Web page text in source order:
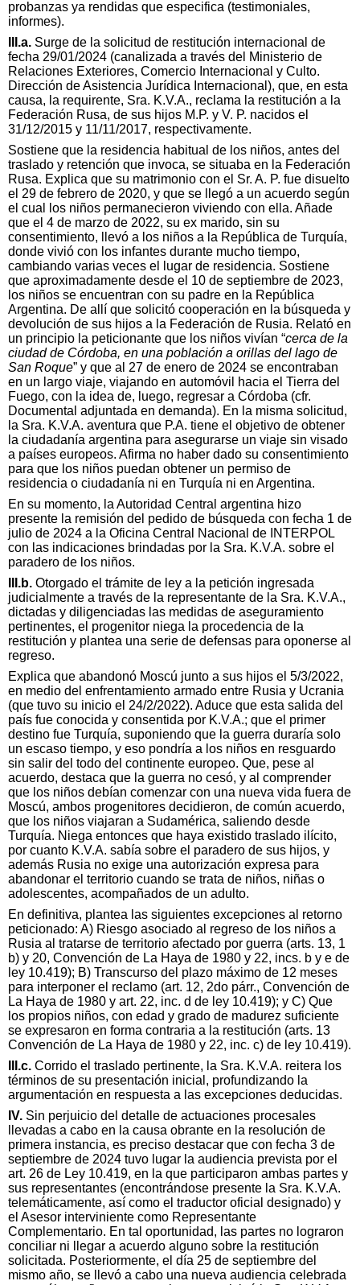
probanzas ya rendidas que especifica (testimoniales,
informes).
III.a. Surge de la solicitud de restitución internacional de
fecha 29/01/2024 (canalizada a través del Ministerio de
Relaciones Exteriores, Comercio Internacional y Culto.
Dirección de Asistencia Jurídica Internacional), que, en esta
causa, la requirente, Sra. K.V.A., reclama la restitución a la
Federación Rusa, de sus hijos M.P. y V. P. nacidos el
31/12/2015 y 11/11/2017, respectivamente.
Sostiene que la residencia habitual de los niños, antes del
traslado y retención que invoca, se situaba en la Federación
Rusa. Explica que su matrimonio con el Sr. A. P. fue disuelto
el 29 de febrero de 2020, y que se llegó a un acuerdo según
el cual los niños permanecieron viviendo con ella. Añade
que el 4 de marzo de 2022, su ex marido, sin su
consentimiento, llevó a los niños a la República de Turquía,
donde vivió con los infantes durante mucho tiempo,
cambiando varias veces el lugar de residencia. Sostiene
que aproximadamente desde el 10 de septiembre de 2023,
los niños se encuentran con su padre en la República
Argentina. De allí que solicitó cooperación en la búsqueda y
devolución de sus hijos a la Federación de Rusia. Relató en
un principio la peticionante que los niños vivían “cerca de la
ciudad de Córdoba, en una población a orillas del lago de
San Roque” y que al 27 de enero de 2024 se encontraban
en un largo viaje, viajando en automóvil hacia el Tierra del
Fuego, con la idea de, luego, regresar a Córdoba (cfr.
Documental adjuntada en demanda). En la misma solicitud,
la Sra. K.V.A. aventura que P.A. tiene el objetivo de obtener
la ciudadanía argentina para asegurarse un viaje sin visado
a países europeos. Afirma no haber dado su consentimiento
para que los niños puedan obtener un permiso de
residencia o ciudadanía ni en Turquía ni en Argentina.
En su momento, la Autoridad Central argentina hizo
presente la remisión del pedido de búsqueda con fecha 1 de
julio de 2024 a la Oficina Central Nacional de INTERPOL
con las indicaciones brindadas por la Sra. K.V.A. sobre el
paradero de los niños.
III.b. Otorgado el trámite de ley a la petición ingresada
judicialmente a través de la representante de la Sra. K.V.A.,
dictadas y diligenciadas las medidas de aseguramiento
pertinentes, el progenitor niega la procedencia de la
restitución y plantea una serie de defensas para oponerse al
regreso.
Explica que abandonó Moscú junto a sus hijos el 5/3/2022,
en medio del enfrentamiento armado entre Rusia y Ucrania
(que tuvo su inicio el 24/2/2022). Aduce que esta salida del
país fue conocida y consentida por K.V.A.; que el primer
destino fue Turquía, suponiendo que la guerra duraría solo
un escaso tiempo, y eso pondría a los niños en resguardo
sin salir del todo del continente europeo. Que, pese al
acuerdo, destaca que la guerra no cesó, y al comprender
que los niños debían comenzar con una nueva vida fuera de
Moscú, ambos progenitores decidieron, de común acuerdo,
que los niños viajaran a Sudamérica, saliendo desde
Turquía. Niega entonces que haya existido traslado ilícito,
por cuanto K.V.A. sabía sobre el paradero de sus hijos, y
además Rusia no exige una autorización expresa para
abandonar el territorio cuando se trata de niños, niñas o
adolescentes, acompañados de un adulto.
En definitiva, plantea las siguientes excepciones al retorno
peticionado: A) Riesgo asociado al regreso de los niños a
Rusia al tratarse de territorio afectado por guerra (arts. 13, 1
b) y 20, Convención de La Haya de 1980 y 22, incs. b y e de
ley 10.419); B) Transcurso del plazo máximo de 12 meses
para interponer el reclamo (art. 12, 2do párr., Convención de
La Haya de 1980 y art. 22, inc. d de ley 10.419); y C) Que
los propios niños, con edad y grado de madurez suficiente
se expresaron en forma contraria a la restitución (arts. 13
Convención de La Haya de 1980 y 22, inc. c) de ley 10.419).
III.c. Corrido el traslado pertinente, la Sra. K.V.A. reitera los
términos de su presentación inicial, profundizando la
argumentación en respuesta a las excepciones deducidas.
IV. Sin perjuicio del detalle de actuaciones procesales
llevadas a cabo en la causa obrante en la resolución de
primera instancia, es preciso destacar que con fecha 3 de
septiembre de 2024 tuvo lugar la audiencia prevista por el
art. 26 de Ley 10.419, en la que participaron ambas partes y
sus representantes (encontrándose presente la Sra. K.V.A.
telemáticamente, así como el traductor oficial designado) y
el Asesor interviniente como Representante
Complementario. En tal oportunidad, las partes no lograron
conciliar ni llegar a acuerdo alguno sobre la restitución
solicitada. Posteriormente, el día 25 de septiembre del
mismo año, se llevó a cabo una nueva audiencia celebrada